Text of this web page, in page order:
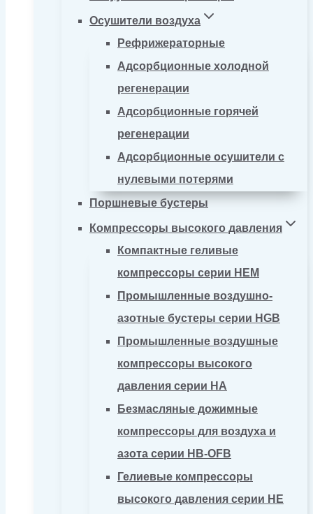
Осушители воздуха
Рефрижераторные
Адсорбционные холодной
регенерации
Адсорбционные горячей
регенерации
Адсорбционные осушители с
нулевыми потерями
Поршневые бустеры
Компрессоры высокого давления
Компактные геливые
компрессоры серии HEM
Промышленные воздушно-
азотные бустеры серии HGB
Промышленные воздушные
компрессоры высокого
давления серии HA
Безмасляные дожимные
компрессоры для воздуха и
азота серии HB-OFB
Гелиевые компрессоры
высокого давления серии HE